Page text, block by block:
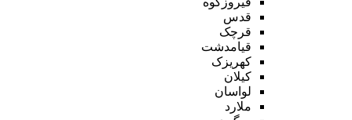
قدس
قرچک
قیامدشت
کهریزک
کیلان
لواسان
ملارد